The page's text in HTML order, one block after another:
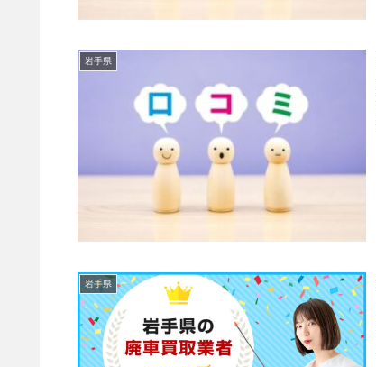
岩手県
岩手県